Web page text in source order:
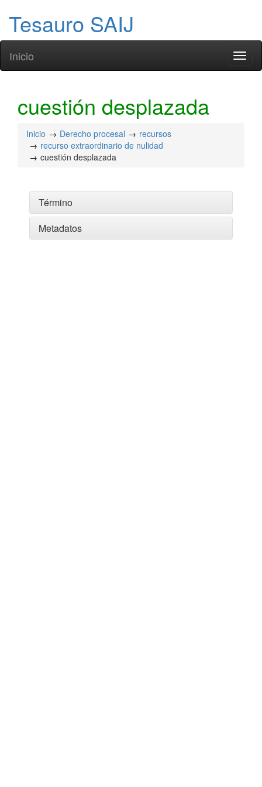
Tesauro SAIJ
Inicio
cuestión desplazada
Inicio Derecho procesal
recursos
recurso extraordinario de nulidad
cuestión desplazada
Término
Metadatos